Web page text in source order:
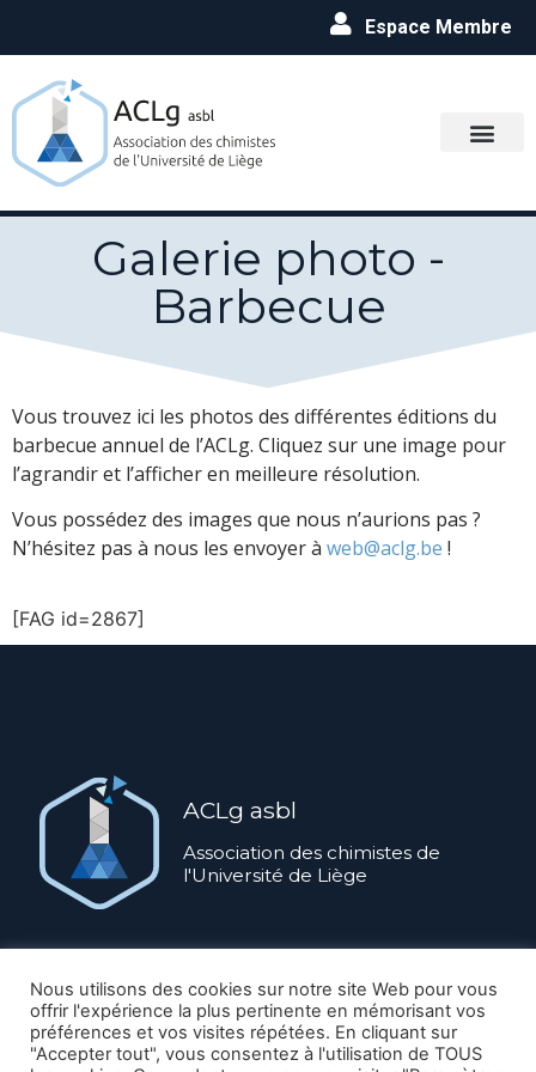
Espace Membre
Galerie photo -
Barbecue
Vous trouvez ici les photos des différentes éditions du
barbecue annuel de l’ACLg. Cliquez sur une image pour
l’agrandir et l’afficher en meilleure résolution.
Vous possédez des images que nous n’aurions pas ?
N’hésitez pas à nous les envoyer à web@aclg.be !
[FAG id=2867]
ACLg asbl
Association des chimistes de
l'Université de Liège
Nous contacter
Nous utilisons des cookies sur notre site Web pour vous
offrir l'expérience la plus pertinente en mémorisant vos
préférences et vos visites répétées. En cliquant sur
"Accepter tout", vous consentez à l'utilisation de TOUS